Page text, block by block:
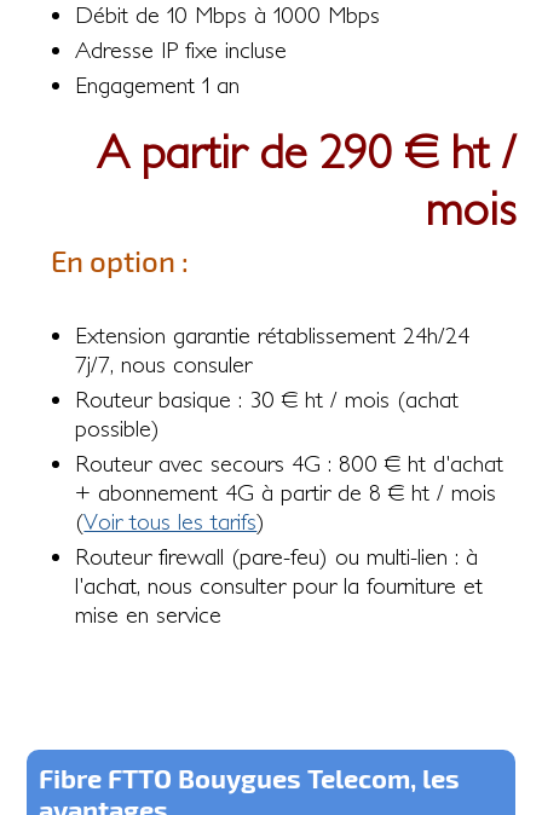
Débit de 10 Mbps à 1000 Mbps
Adresse IP fixe incluse
Engagement 1 an
A partir de 290 € ht /
mois
En option :
Extension garantie rétablissement 24h/24
7j/7, nous consuler
Routeur basique : 30 € ht / mois (achat
possible)
Routeur avec secours 4G : 800 € ht d'achat
+ abonnement 4G à partir de 8 € ht / mois
(Voir tous les tarifs)
Routeur firewall (pare-feu) ou multi-lien : à
l'achat, nous consulter pour la fourniture et
mise en service
Fibre FTTO Bouygues Telecom, les